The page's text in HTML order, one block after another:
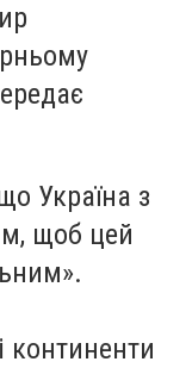
Україна з
щоб цей
континенти